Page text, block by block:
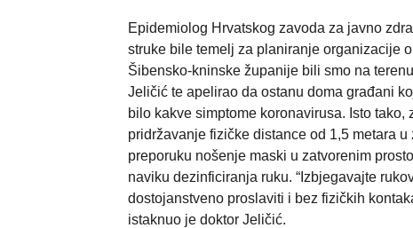
Epidemiolog Hrvatskog zavoda za javno
struke bile temelj za planiranje organizacije
Šibensko-kninske županije bili smo na
Jeličić te apelirao da ostanu doma građani
bilo kakve simptome koronavirusa. Isto
pridržavanje fizičke distance od 1,5 metara
preporuku nošenje maski u zatvorenim
naviku dezinficiranja ruku. “Izbjegavajte
dostojanstveno proslaviti i bez fizičkih
istaknuo je doktor Jeličić.